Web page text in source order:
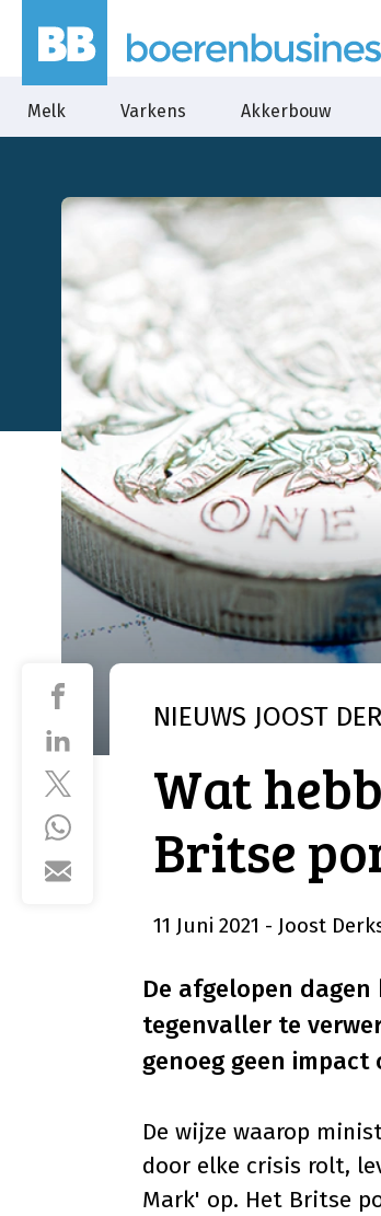
Melk Varkens Akkerbouw
NIEUWS JOOST
Wat
Britse
11 Juni 2021 - Joost
De afgelopen
tegenvaller te
genoeg geen
De wijze waarop
door elke crisis rolt,
Mark' op. Het Britse